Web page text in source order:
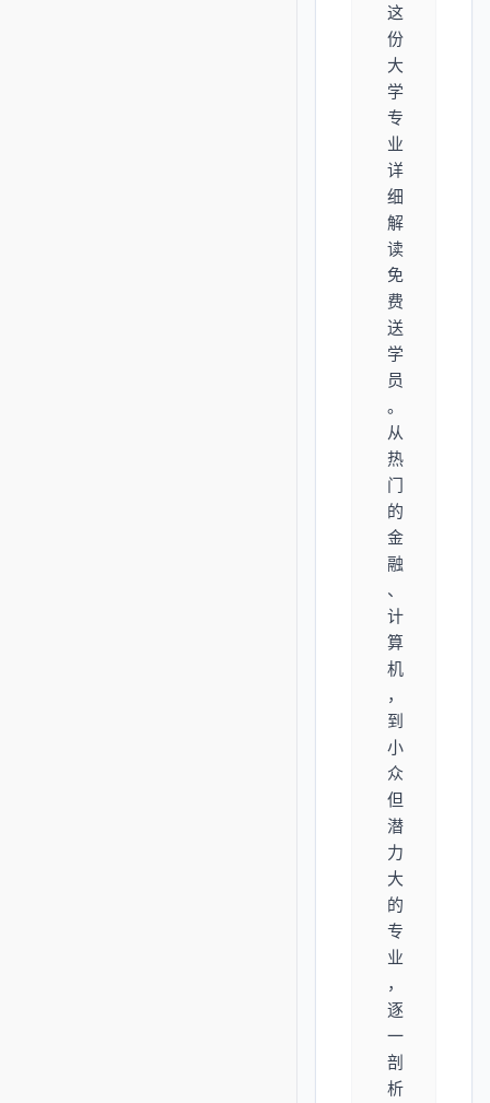
这
份
大
学
专
业
详
细
解
读
免
费
送
学
员
。
从
热
门
的
金
融
、
计
算
机
，
到
小
众
但
潜
力
大
的
专
业
，
逐
一
剖
析